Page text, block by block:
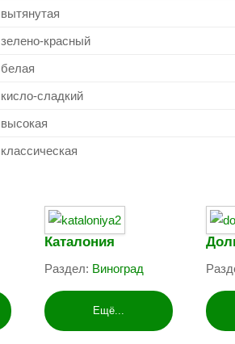
вытянутая
зелено-красный
белая
кисло-сладкий
высокая
классическая
Каталония
Раздел: Виноград
Ещё...